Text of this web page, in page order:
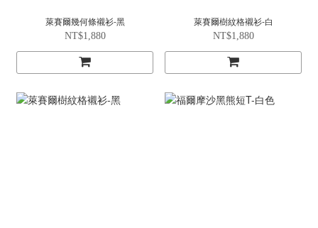
萊賽爾幾何條襯衫-黑
NT$1,880
萊賽爾樹紋格襯衫-白
NT$1,880